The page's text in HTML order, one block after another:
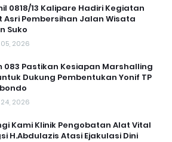
0818/13 Kalipare Hadiri Kegiatan
Asri Pembersihan Jalan Wisata
Suko
2026
083 Pastikan Kesiapan Marshalling
Dukung Pembentukan Yonif TP
2026
Kami Klinik Pengobatan Alat Vital
H.Abdulazis Atasi Ejakulasi Dini